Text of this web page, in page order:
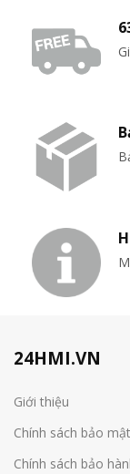
24HMI.VN
Giới thiệu
Chính sách bảo mật
Chính sách bảo